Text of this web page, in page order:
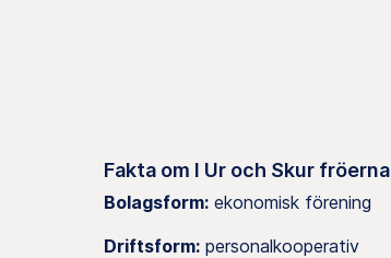
Fakta om I Ur och Skur fröerna
Bolagsform: ekonomisk förening
Driftsform: personalkooperativ